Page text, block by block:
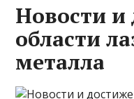
Новости и
области
металла